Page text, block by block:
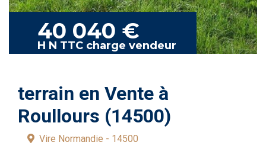
40 040 €
H N TTC charge vendeur
terrain en Vente à
Roullours (14500)
Vire Normandie - 14500